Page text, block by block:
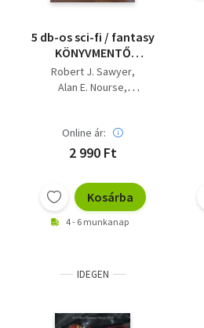
5 db-os sci-fi / fantasy
KÖNYVMENTŐ
AJÁNLAT:
Flashforward - A jövő
Yzabel - Provence
varázslatos arca,
Kósza utak legendája
felfedező
Robert J. Sawyer
Alan E. Nourse
Gerencsér János
James Smythe
Online ár:
2 990 Ft
Kosárba
4 - 6 munkanap
IDEGEN